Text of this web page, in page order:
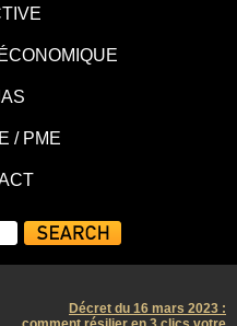
/ PME
Décret du 16 mars 2023 :